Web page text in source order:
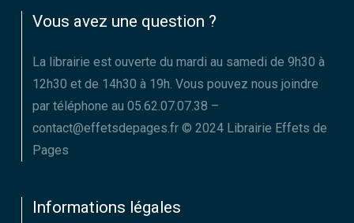
Vous avez une question ?
La librairie est ouverte du mardi au samedi de 9h30 à
12h30 et de 14h30 à 19h. Vous pouvez nous joindre
par téléphone au 05.62.07.07.38 –
contact@effetsdepages.fr © 2024 Librairie Effets de
Pages
Informations légales